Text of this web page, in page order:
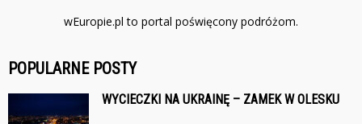
wEuropie.pl to portal poświęcony podróżom.
POPULARNE POSTY
WYCIECZKI NA UKRAINĘ – ZAMEK W OLESKU